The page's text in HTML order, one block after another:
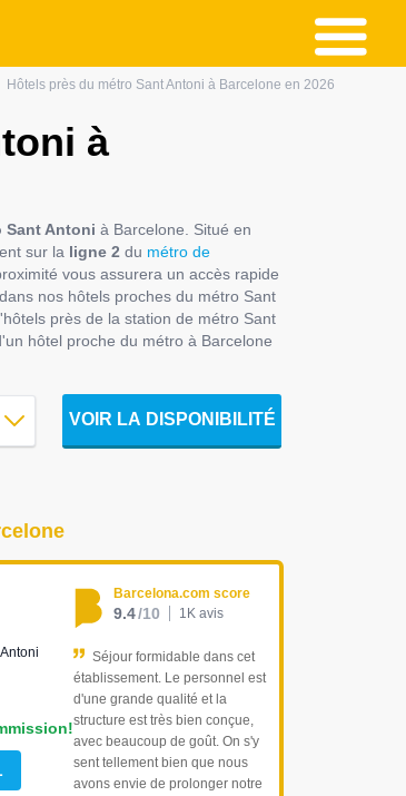
Hôtels près du métro Sant Antoni à Barcelone en 2026
à
Sant Antoni à Barcelone. Situé en
sur la ligne 2 du métro de
vous assurera un accès rapide
nos hôtels proches du métro Sant
près de la station de métro Sant
hôtel proche du métro à Barcelone
VOIR LA DISPONIBILITÉ
Barcelona.com score
9.4/10 1K avis
Séjour formidable dans cet
établissement. Le personnel est
d'une grande qualité et la
structure est très bien conçue,
avec beaucoup de goût. On s'y
sent tellement bien que nous
avons envie de prolonger notre